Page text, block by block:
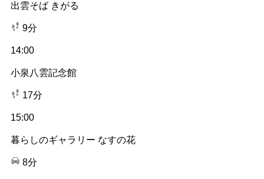
出雲そば きがる
9分
14:00
小泉八雲記念館
17分
15:00
暮らしのギャラリー なすの花
8分